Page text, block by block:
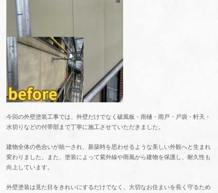
今回の外壁塗装工事では、外壁だけでなく破風板・雨樋・雨戸・戸袋・軒天・
水切りなどの付帯部まで丁寧に施工させていただきました。
建物全体の色合いが統一され、新築時を思わせるような美しい外観へと生まれ
変わりました。また、塗装によって紫外線や雨風から建物を保護し、耐久性も
向上しています。
外壁塗装は見た目をきれいにするだけでなく、大切なお住まいを長く守るため